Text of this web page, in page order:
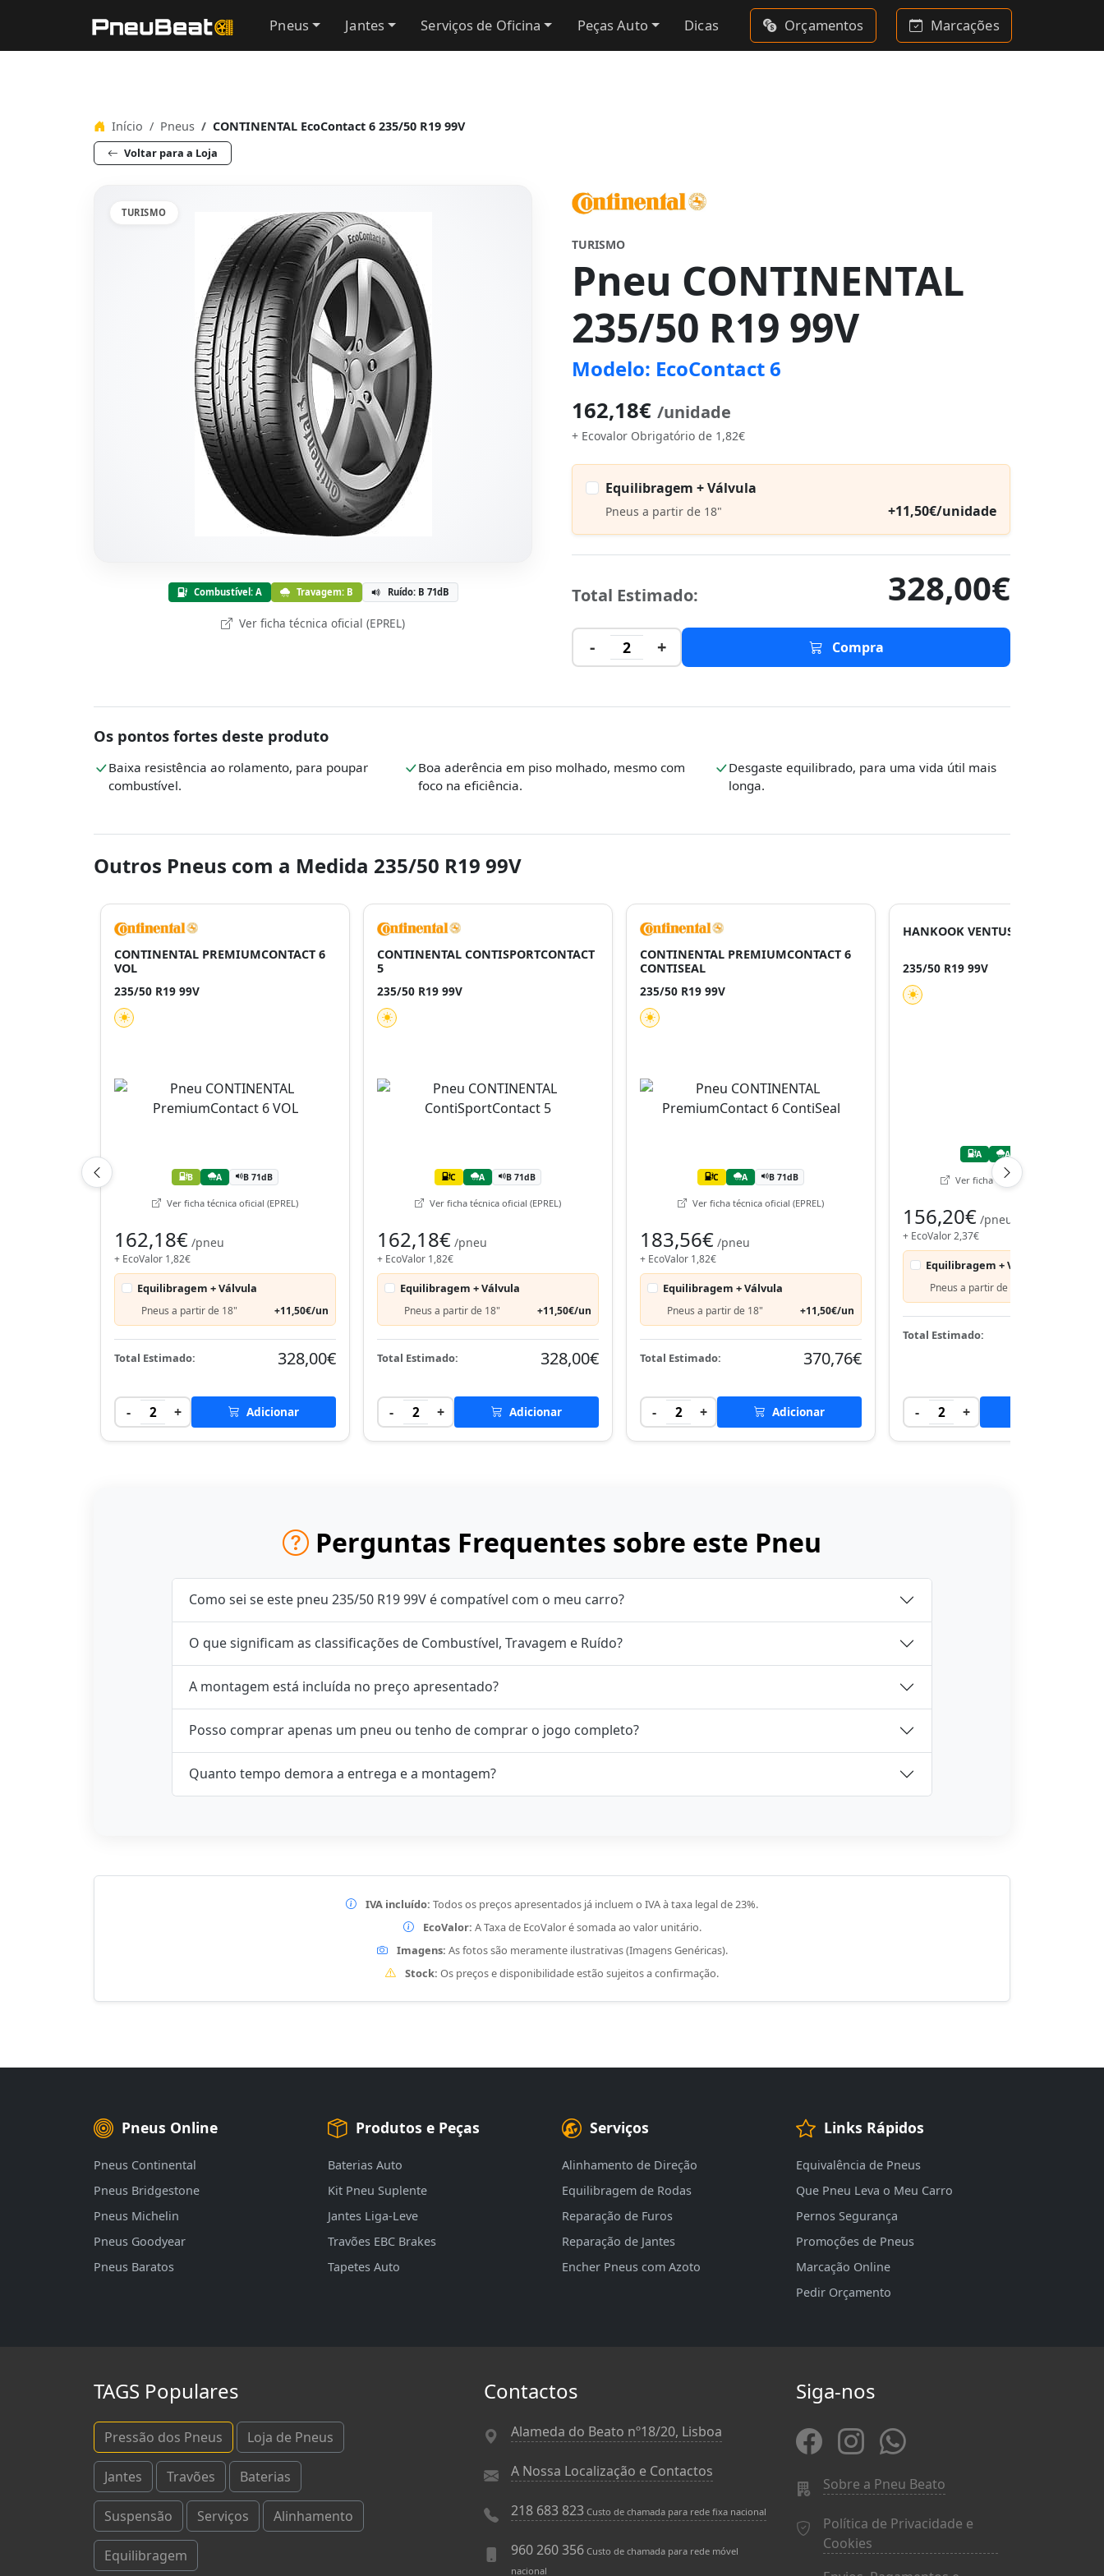
Pneus Jantes Serviços de Oficina Peças Auto Dicas Orçamentos Marcações
Início Pneus CONTINENTAL EcoContact 6 235/50 R19 99V
Voltar para a Loja
TURISMO
Combustível: A Travagem: B Ruído: B 71dB
Ver ficha técnica oficial (EPREL)
TURISMO
Pneu CONTINENTAL
235/50 R19 99V
Modelo: EcoContact 6
162,18€ /unidade
+ Ecovalor Obrigatório de 1,82€
Equilibragem + Válvula
Pneus a partir de 18" +11,50€/unidade
Total Estimado: 328,00€
- 2 + Compra
Os pontos fortes deste produto
Baixa resistência ao rolamento, para poupar
combustível.
Boa aderência em piso molhado, mesmo com
foco na eficiência.
Desgaste equilibrado, para uma vida útil mais
longa.
Outros Pneus com a Medida 235/50 R19 99V
CONTINENTAL PREMIUMCONTACT 6
VOL
235/50 R19 99V
B A B 71dB
Ver ficha técnica oficial (EPREL)
162,18€ /pneu
+ EcoValor 1,82€
Equilibragem + Válvula
Pneus a partir de 18" +11,50€/un
Total Estimado: 328,00€
- 2 + Adicionar
CONTINENTAL CONTISPORTCONTACT
5
235/50 R19 99V
C A B 71dB
Ver ficha técnica oficial (EPREL)
162,18€ /pneu
+ EcoValor 1,82€
Equilibragem + Válvula
Pneus a partir de 18" +11,50€/un
Total Estimado: 328,00€
- 2 + Adicionar
CONTINENTAL PREMIUMCONTACT 6
CONTISEAL
235/50 R19 99V
C A B 71dB
Ver ficha técnica oficial (EPREL)
183,56€ /pneu
+ EcoValor 1,82€
Equilibragem + Válvula
Pneus a partir de 18" +11,50€/un
Total Estimado: 370,76€
- 2 + Adicionar
HANKOOK VENTUS EVO K137+
235/50 R19 99V
A A
Ver ficha técnica oficial (EPREL)
156,20€ /pneu
+ EcoValor 2,37€
Equilibragem + Válvula
Pneus a partir de 18"
Total Estimado:
- 2 +
Perguntas Frequentes sobre este Pneu
Como sei se este pneu 235/50 R19 99V é compatível com o meu carro?
O que significam as classificações de Combustível, Travagem e Ruído?
A montagem está incluída no preço apresentado?
Posso comprar apenas um pneu ou tenho de comprar o jogo completo?
Quanto tempo demora a entrega e a montagem?
IVA incluído: Todos os preços apresentados já incluem o IVA à taxa legal de 23%.
EcoValor: A Taxa de EcoValor é somada ao valor unitário.
Imagens: As fotos são meramente ilustrativas (Imagens Genéricas).
Stock: Os preços e disponibilidade estão sujeitos a confirmação.
Pneus Online
Pneus Continental
Pneus Bridgestone
Pneus Michelin
Pneus Goodyear
Pneus Baratos
Produtos e Peças
Baterias Auto
Kit Pneu Suplente
Jantes Liga-Leve
Travões EBC Brakes
Tapetes Auto
Serviços
Alinhamento de Direção
Equilibragem de Rodas
Reparação de Furos
Reparação de Jantes
Encher Pneus com Azoto
Links Rápidos
Equivalência de Pneus
Que Pneu Leva o Meu Carro
Pernos Segurança
Promoções de Pneus
Marcação Online
Pedir Orçamento
TAGS Populares
Pressão dos Pneus Loja de Pneus
Jantes Travões Baterias
Suspensão Serviços Alinhamento
Equilibragem
Contactos
Alameda do Beato nº18/20, Lisboa
A Nossa Localização e Contactos
218 683 823 Custo de chamada para rede fixa nacional
960 260 356 Custo de chamada para rede móvel
nacional
Siga-nos
Sobre a Pneu Beato
Política de Privacidade e
Cookies